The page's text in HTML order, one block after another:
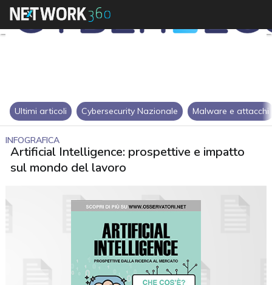
Ultimi articoli Cybersecurity Nazionale Malware e attacchi
INFOGRAFICA
Artificial Intelligence: prospettive e impatto
sul mondo del lavoro